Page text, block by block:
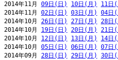
2014年11月 09日(日) 10日(月) 11日
2014年11月 02日(日) 03日(月) 04日
2014年10月 26日(日) 27日(月) 28日
2014年10月 19日(日) 20日(月) 21日
2014年10月 12日(日) 13日(月) 14日
2014年10月 05日(日) 06日(月) 07日
2014年09月 28日(日) 29日(月) 30日